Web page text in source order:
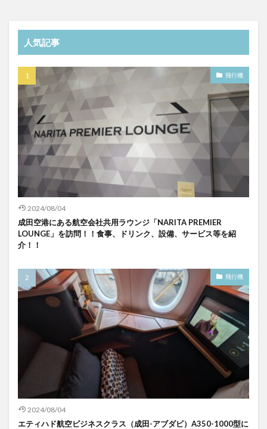
人気記事
飛行機
2024/08/04
成田空港にある航空会社共用ラウンジ「NARITA PREMIER
LOUNGE」を訪問！！食事、ドリンク、設備、サービス等を紹
介！！
飛行機
2024/08/04
エティハド航空ビジネスクラス（成田-アブダビ）A350-1000型に